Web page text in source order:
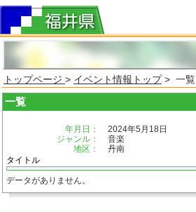
トップページ > イベント情報トップ> 一覧
一覧
年月日：
2024年5月18日
ジャンル：
音楽
地区：
丹南
タイトル
データがありません。